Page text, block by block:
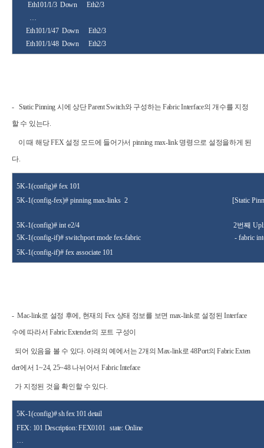
Eth101/1/3 Down
Eth2/3
…
Eth101/1/47 Down
Eth2/3
Eth101/1/48 Down Eth2/3
- Static Pinning 시에 상단 Parent Switch와 구성하는 Fabric Interface의 개수를 지정
할 수 있는다.
이 때 해당 FEX 설정 모드에 들어가서 pinning max-link 명령으로 설정을하게 된
다.
5K-1(config)# fex 101
5K-1(config-fex)# pinning max-links 2 [Static
5K-1(config)# int e2/4 2번째
5K-1(config-if)# switchport mode fex-fabric
- fabric
5K-1(config-if)# fex associate 101
- Mac-link로 설정 후에, 현재의 Fex 상태 정보를 보면 max-link로 설정된 Interface
수에 따라서 Fabric Extender의 포트 구성이
되어 있음을 볼 수 있다. 아래의 예에서는 2개의 Max-link로 48Port의 Fabric Exten
der에서 1~24, 25~48 나뉘어서 Fabric Inteface
가 지정된 것을 확인할 수 있다.
5K-1(config)#sh fex 101detail
FEX: 101 Description: FEX0101
state: Online
…